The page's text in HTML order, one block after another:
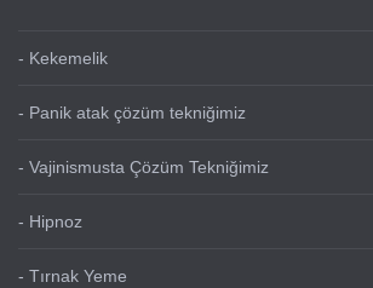
- Kekemelik
- Panik atak çözüm tekniğimiz
- Vajinismusta Çözüm Tekniğimiz
- Hipnoz
- Tırnak Yeme